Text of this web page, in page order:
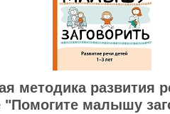
методика развития
"Помогите малышу